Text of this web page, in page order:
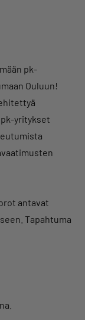
pk-
Ouluun!
yritykset
antavat
Tapahtuma